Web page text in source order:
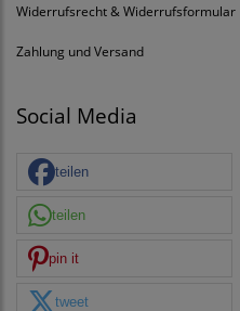
Widerrufsrecht & Widerrufsformular
Zahlung und Versand
Social Media
teilen
teilen
pin it
tweet